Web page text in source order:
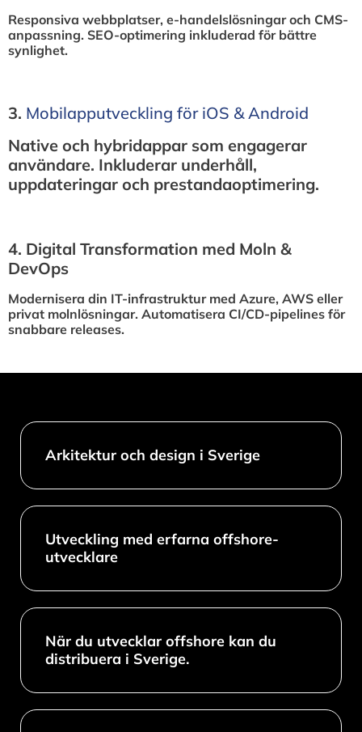
Responsiva webbplatser, e-handelslösningar och CMS-
anpassning. SEO-optimering inkluderad för bättre
synlighet.
3.⁠ ⁠Mobilapputveckling för iOS & Android
Native och hybridappar som engagerar
användare. Inkluderar underhåll,
uppdateringar och prestandaoptimering.
4.⁠ ⁠Digital Transformation med Moln &
DevOps
Modernisera din IT-infrastruktur med Azure, AWS eller
privat molnlösningar. Automatisera CI/CD-pipelines för
snabbare releases.
Arkitektur och design i Sverige​
Utveckling med erfarna offshore-
utvecklare
När du utvecklar offshore kan du
distribuera i Sverige.